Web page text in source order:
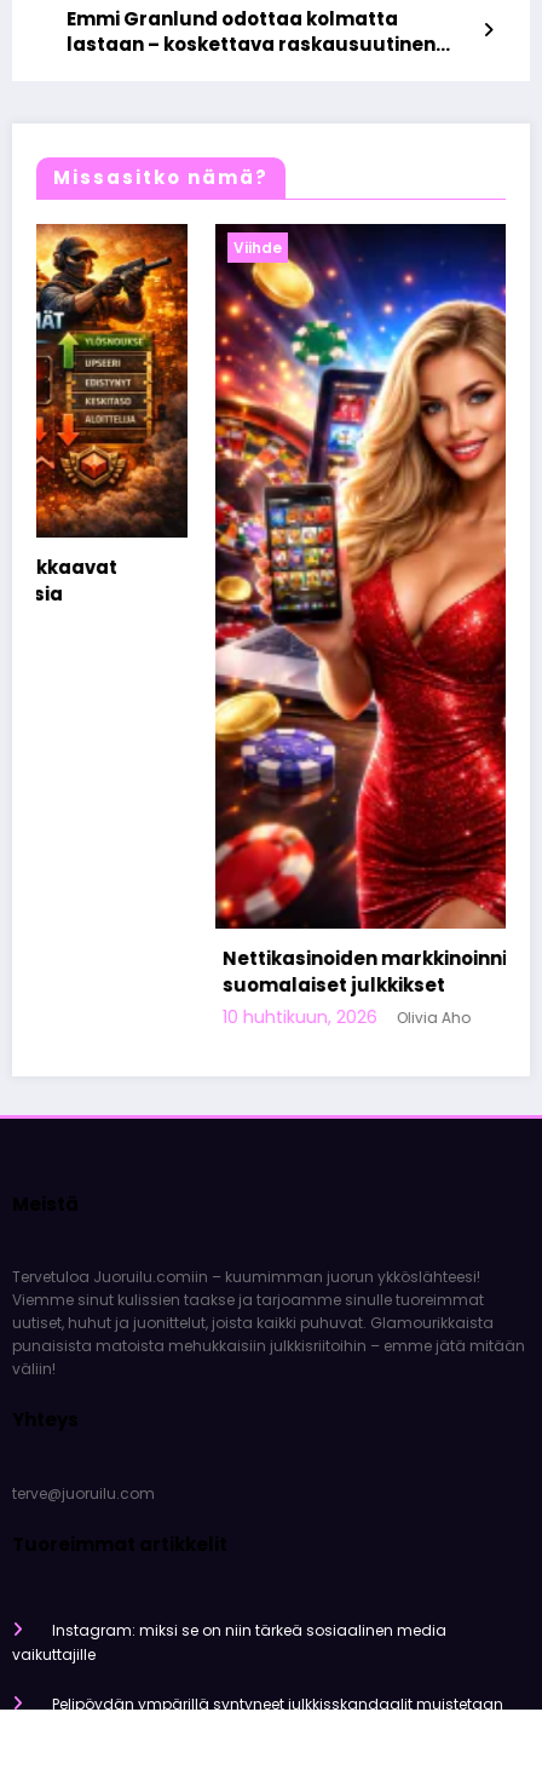
Emmi Granlund odottaa kolmatta
lastaan – koskettava raskausuutinen
Missasitko nämä?
Viihde
Nettikasinoiden markkinoinnista tunnetut
suomalaiset julkkikset
10 huhtikuun, 2026 Olivia Aho
Meistä
Tervetuloa Juoruilu.comiin – kuumimman juorun ykköslähteesi!
Viemme sinut kulissien taakse ja tarjoamme sinulle tuoreimmat
uutiset, huhut ja juonittelut, joista kaikki puhuvat. Glamourikkaista
punaisista matoista mehukkaisiin julkkisriitoihin – emme jätä mitään
väliin!
Yhteys
terve@juoruilu.com
Tuoreimmat artikkelit
Instagram: miksi se on niin tärkeä sosiaalinen media
vaikuttajille
Pelipöydän ympärillä syntyneet julkkisskandaalit muistetaan